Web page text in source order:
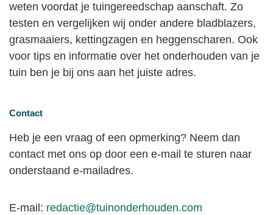
weten voordat je tuingereedschap aanschaft. Zo
testen en vergelijken wij onder andere bladblazers,
grasmaaiers, kettingzagen en heggenscharen. Ook
voor tips en informatie over het onderhouden van je
tuin ben je bij ons aan het juiste adres.
Contact
Heb je een vraag of een opmerking? Neem dan
contact met ons op door een e-mail te sturen naar
onderstaand e-mailadres.
E-mail: redactie@tuinonderhouden.com